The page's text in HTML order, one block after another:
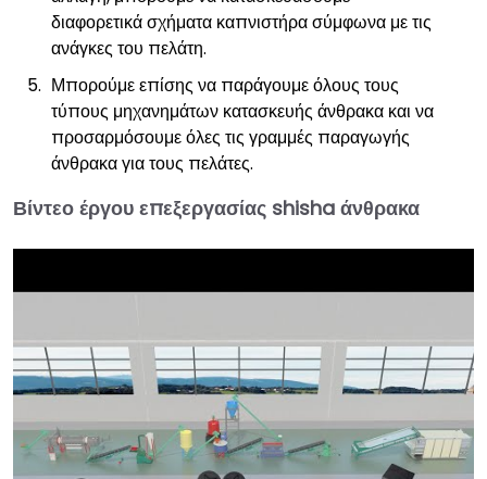
διαφορετικά σχήματα καπνιστήρα σύμφωνα με τις
ανάγκες του πελάτη.
Μπορούμε επίσης να παράγουμε όλους τους
τύπους μηχανημάτων κατασκευής άνθρακα και να
προσαρμόσουμε όλες τις γραμμές παραγωγής
άνθρακα για τους πελάτες.
Βίντεο έργου επεξεργασίας shisha άνθρακα